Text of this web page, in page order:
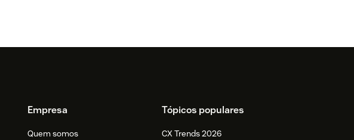
Empresa
Quem somos
Tópicos populares
CX Trends 2026